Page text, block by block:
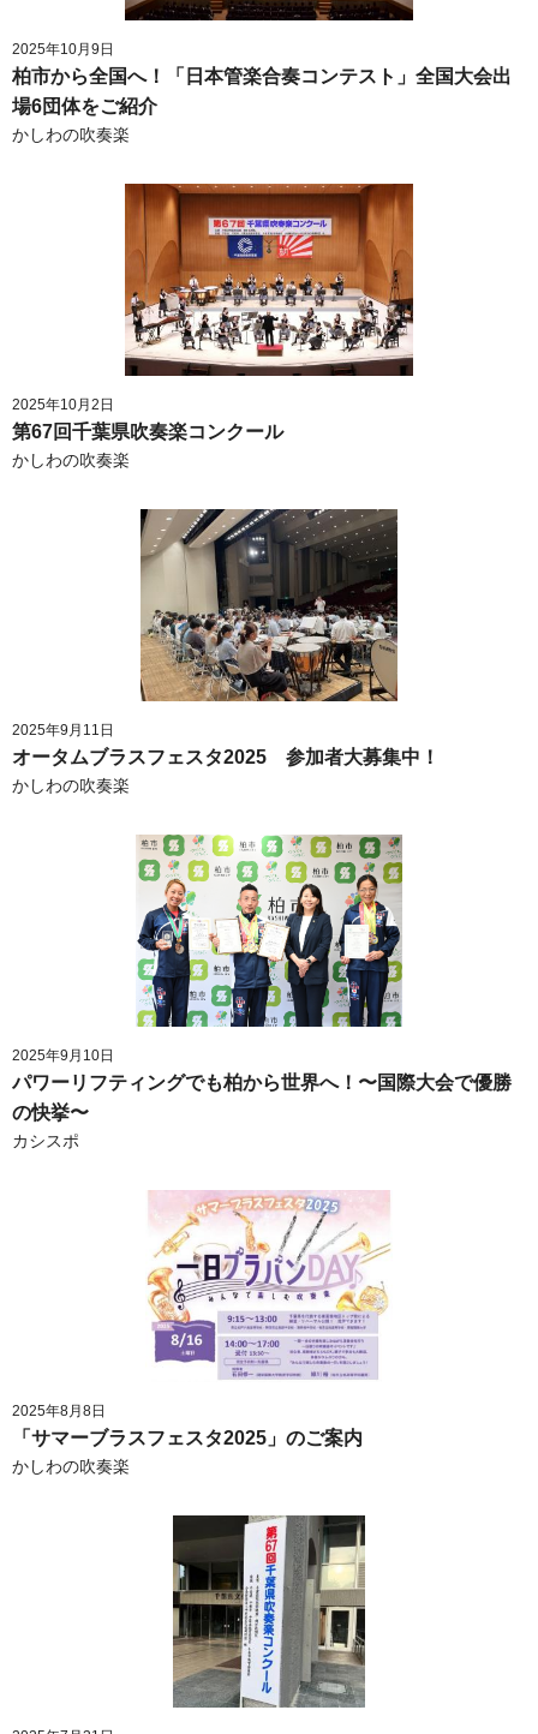
2025年10月9日
柏市から全国へ！「日本管楽合奏コンテスト」全国大会出
場6団体をご紹介
かしわの吹奏楽
2025年10月2日
第67回千葉県吹奏楽コンクール
かしわの吹奏楽
2025年9月11日
オータムブラスフェスタ2025 参加者大募集中！
かしわの吹奏楽
2025年9月10日
パワーリフティングでも柏から世界へ！〜国際大会で優勝
の快挙〜
カシスポ
2025年8月8日
「サマーブラスフェスタ2025」のご案内
かしわの吹奏楽